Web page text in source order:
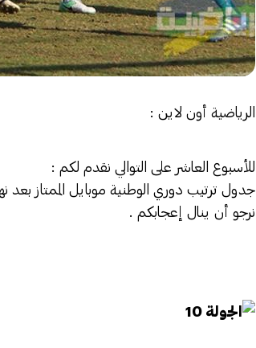
الرياضية أون لاين :
للأسبوع العاشر على التوالي نقدم لكم :
جدول ترتيب دوري الوطنية موبايل الممتاز بعد
نرجو أن ينال إعجابكم .